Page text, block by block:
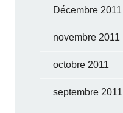
Décembre 2011
novembre 2011
octobre 2011
septembre 2011